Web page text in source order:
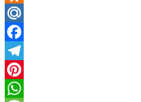
Odnoklassniki
Mail.Ru
Facebook
Telegram
Pinterest